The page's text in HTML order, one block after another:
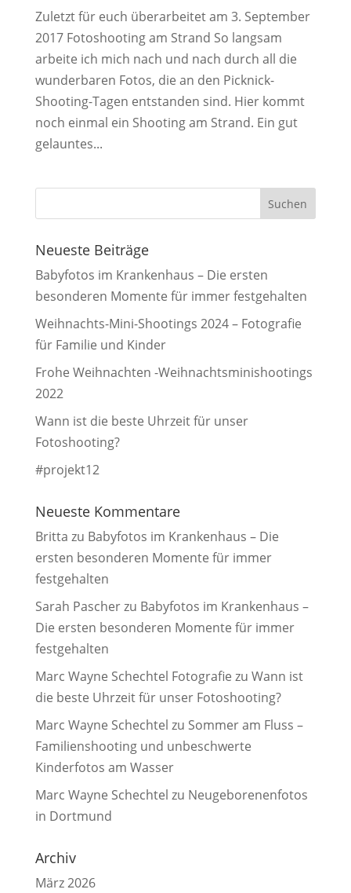
Zuletzt für euch überarbeitet am 3. September
2017 Fotoshooting am Strand So langsam
arbeite ich mich nach und nach durch all die
wunderbaren Fotos, die an den Picknick-
Shooting-Tagen entstanden sind. Hier kommt
noch einmal ein Shooting am Strand. Ein gut
gelauntes...
Neueste Beiträge
Babyfotos im Krankenhaus – Die ersten
besonderen Momente für immer festgehalten
Weihnachts-Mini-Shootings 2024 – Fotografie
für Familie und Kinder
Frohe Weihnachten -Weihnachtsminishootings
2022
Wann ist die beste Uhrzeit für unser
Fotoshooting?
#projekt12
Neueste Kommentare
Britta zu Babyfotos im Krankenhaus – Die
ersten besonderen Momente für immer
festgehalten
Sarah Pascherzu Babyfotos im Krankenhaus –
Die ersten besonderen Momente für immer
festgehalten
Marc Wayne Schechtel Fotografie zu Wann ist
die beste Uhrzeit für unser Fotoshooting?
Marc Wayne Schechtel zu Sommer am Fluss –
Familienshooting und unbeschwerte
Kinderfotos am Wasser
Marc Wayne Schechtel zu Neugeborenenfotos
in Dortmund
Archiv
März 2026